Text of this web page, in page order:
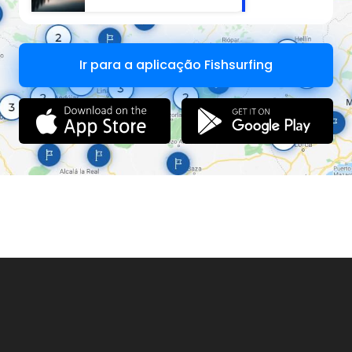
Ir para a aplicação Fishsurfing